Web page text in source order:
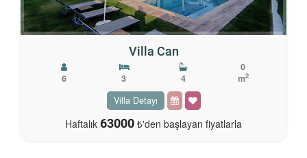
Villa Can
6 3 4
0
m2
Villa Detayı
Haftalık 63000 ₺'den başlayan fiyatlarla